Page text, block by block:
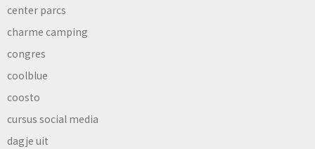
center parcs
charme camping
congres
coolblue
coosto
cursus social media
dagje uit